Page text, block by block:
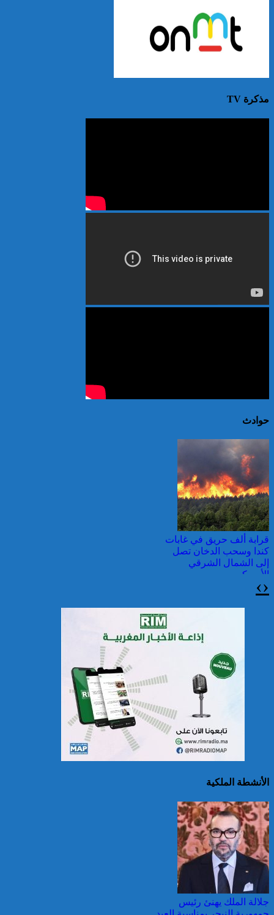
مذكرة TV
حوادث
قرابة ألف حريق في غابات
كندا وسحب الدخان تصل
إلى الشمال الشرقي
الأمريكي
حرائق الغابات : الاتحاد
الأوروبي يعبئ إمكانياته
لدعم فرنسا والبرتغال
25 قتيلا و2823 جريحا
حصيلة حوادث السير
بالمناطق الحضرية خلال
الأسبوع المنصرم
‹
›
الأنشطة الملكية
جلالة الملك يهنئ رئيس